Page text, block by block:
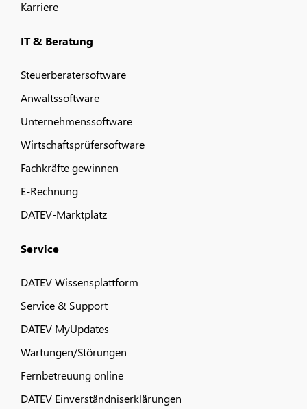
Karriere
IT & Beratung
Steuerberatersoftware
Anwaltssoftware
Unternehmenssoftware
Wirtschaftsprüfersoftware
Fachkräfte gewinnen
E-Rechnung
DATEV-Marktplatz
Service
DATEV Wissensplattform
Service & Support
DATEV MyUpdates
Wartungen/Störungen
Fernbetreuung online
DATEV Einverständniserklärungen